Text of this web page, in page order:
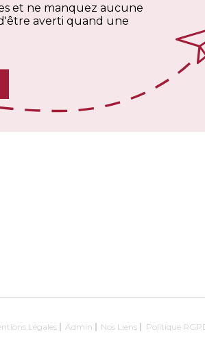
et ne manquez aucune
averti quand une
Légales Admin Nos Liens Politique